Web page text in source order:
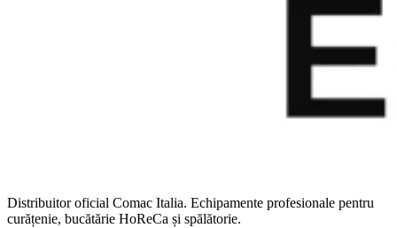
Distribuitor oficial Comac Italia. Echipamente profesionale pentru
curățenie, bucătărie HoReCa și spălătorie.